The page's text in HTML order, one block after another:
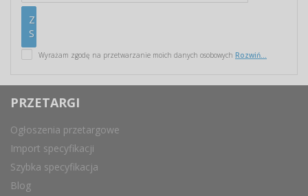
Wyrażam zgodę na przetwarzanie moich danych osobowych Rozwiń...
PRZETARGI
Ogłoszenia przetargowe
Import specyfikacji
Szybka specyfikacja
Blog